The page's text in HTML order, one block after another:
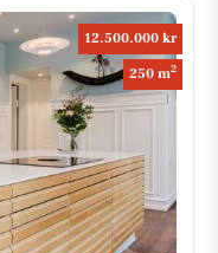
12.500.000 kr
250 m2